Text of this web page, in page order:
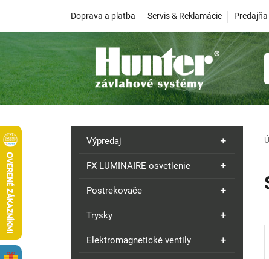
Doprava a platba Servis & Reklamácie Predajňa
Výpredaj
FX LUMINAIRE osvetlenie
Postrekovače
Trysky
Elektromagnetické ventily